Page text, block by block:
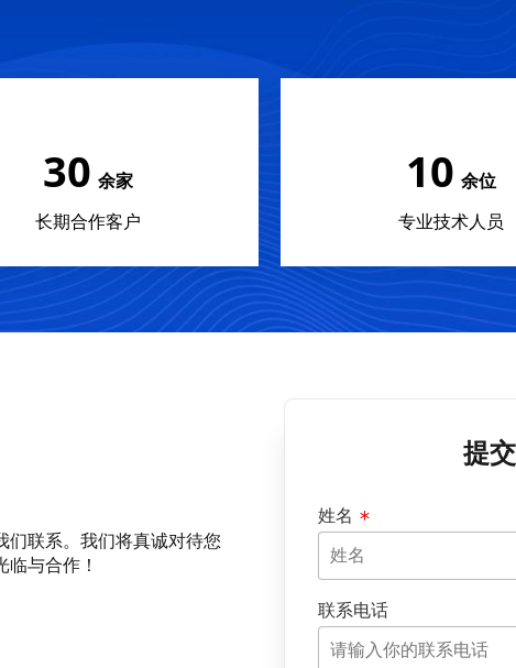
30 余家
长期合作客户
10 余位
专业技术人员
联系。我们将真诚对待您
与合作！
提
姓名
联系电话